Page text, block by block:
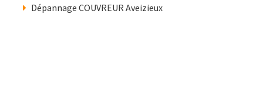
Dépannage COUVREUR Aveizieux